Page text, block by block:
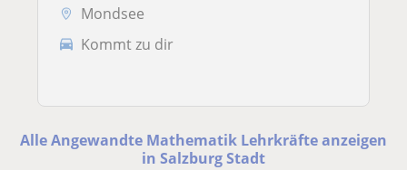
Mondsee
Kommt zu dir
Alle Angewandte Mathematik Lehrkräfte anzeigen
in Salzburg Stadt